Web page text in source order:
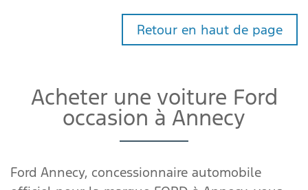
Retour en haut de page
Acheter une voiture Ford
occasion à Annecy
Ford Annecy, concessionnaire automobile